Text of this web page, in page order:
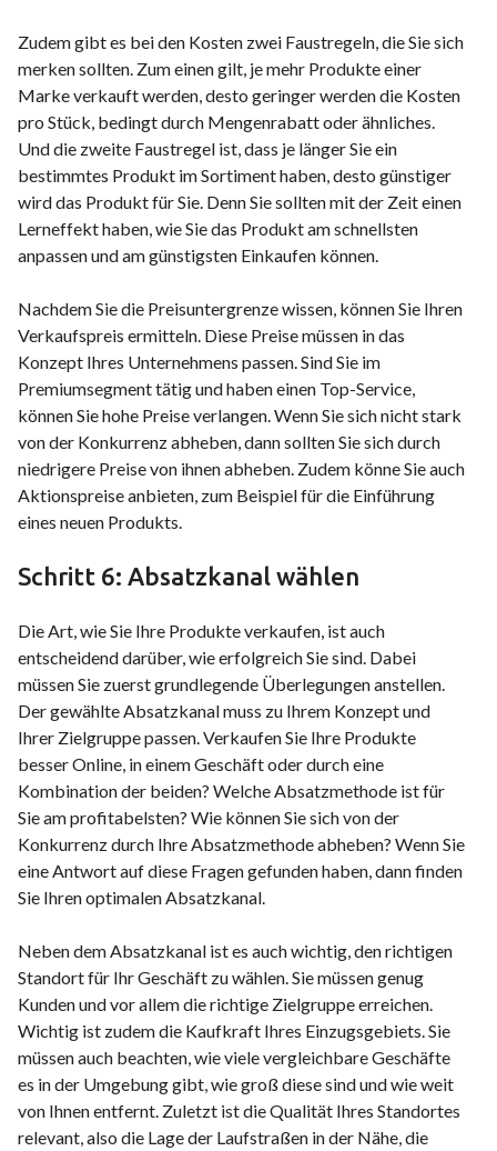
Zudem gibt es bei den Kosten zwei Faustregeln, die Sie sich
merken sollten. Zum einen gilt, je mehr Produkte einer
Marke verkauft werden, desto geringer werden die Kosten
pro Stück, bedingt durch Mengenrabatt oder ähnliches.
Und die zweite Faustregel ist, dass je länger Sie ein
bestimmtes Produkt im Sortiment haben, desto günstiger
wird das Produkt für Sie. Denn Sie sollten mit der Zeit einen
Lerneffekt haben, wie Sie das Produkt am schnellsten
anpassen und am günstigsten Einkaufen können.
Nachdem Sie die Preisuntergrenze wissen, können Sie Ihren
Verkaufspreis ermitteln. Diese Preise müssen in das
Konzept Ihres Unternehmens passen. Sind Sie im
Premiumsegment tätig und haben einen Top-Service,
können Sie hohe Preise verlangen. Wenn Sie sich nicht stark
von der Konkurrenz abheben, dann sollten Sie sich durch
niedrigere Preise von ihnen abheben. Zudem könne Sie auch
Aktionspreise anbieten, zum Beispiel für die Einführung
eines neuen Produkts.
Schritt 6: Absatzkanal wählen
Die Art, wie Sie Ihre Produkte verkaufen, ist auch
entscheidend darüber, wie erfolgreich Sie sind. Dabei
müssen Sie zuerst grundlegende Überlegungen anstellen.
Der gewählte Absatzkanal muss zu Ihrem Konzept und
Ihrer Zielgruppe passen. Verkaufen Sie Ihre Produkte
besser Online, in einem Geschäft oder durch eine
Kombination der beiden? Welche Absatzmethode ist für
Sie am profitabelsten? Wie können Sie sich von der
Konkurrenz durch Ihre Absatzmethode abheben? Wenn Sie
eine Antwort auf diese Fragen gefunden haben, dann finden
Sie Ihren optimalen Absatzkanal.
Neben dem Absatzkanal ist es auch wichtig, den richtigen
Standort für Ihr Geschäft zu wählen. Sie müssen genug
Kunden und vor allem die richtige Zielgruppe erreichen.
Wichtig ist zudem die Kaufkraft Ihres Einzugsgebiets. Sie
müssen auch beachten, wie viele vergleichbare Geschäfte
es in der Umgebung gibt, wie groß diese sind und wie weit
von Ihnen entfernt. Zuletzt ist die Qualität Ihres Standortes
relevant, also die Lage der Laufstraßen in der Nähe, die